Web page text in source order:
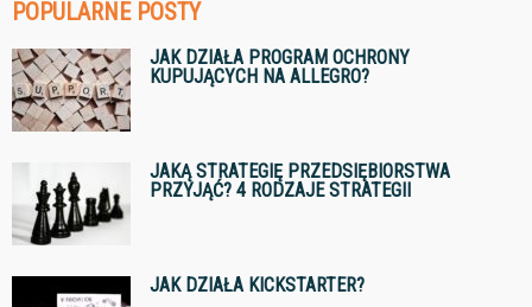
POPULARNE POSTY
JAK DZIAŁA PROGRAM OCHRONY
KUPUJĄCYCH NA ALLEGRO?
JAKĄ STRATEGIĘ PRZEDSIĘBIORSTWA
PRZYJĄĆ? 4 RODZAJE STRATEGII
JAK DZIAŁA KICKSTARTER?